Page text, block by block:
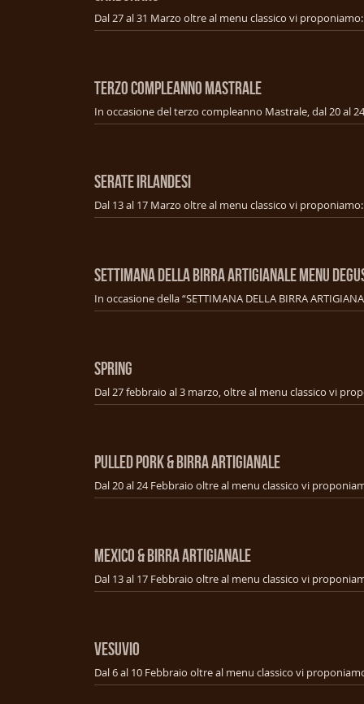
TERZO COMPLEANNO MASTRALE
SERATE IRLANDESI
SETTIMANA DELLA BIRRA ARTIGIANALE MENU
SPRING
PULLED PORK & BIRRA ARTIGIANALE
MEXICO & BIRRA ARTIGIANALE
VESUVIO